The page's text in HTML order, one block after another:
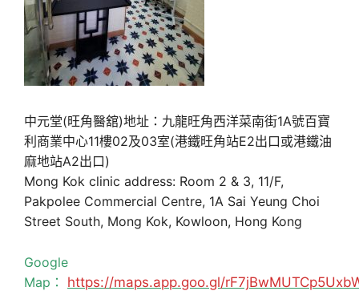
中元堂(旺角醫舘)地址：九龍旺角西洋菜南街1A號百寶
利商業中心11樓02及03室(港鐵旺角站E2出口或港鐵油
麻地站A2出口)
Mong Kok clinic address: Room 2 & 3, 11/F,
Pakpolee Commercial Centre, 1A Sai Yeung Choi
Street South, Mong Kok, Kowloon, Hong Kong
Google
Map： https://maps.app.goo.gl/